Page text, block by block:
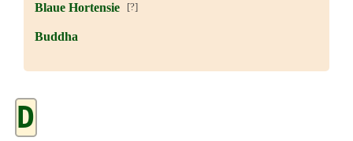
Blaue Hortensie[?]
Buddha
D